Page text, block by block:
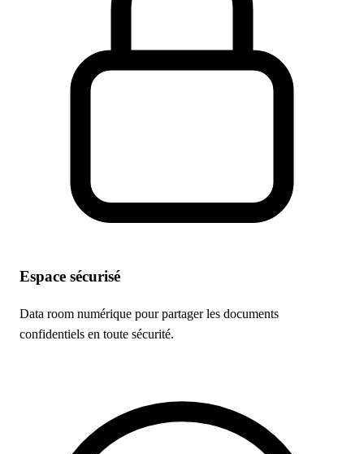
Espace sécurisé
Data room numérique pour partager les documents
confidentiels en toute sécurité.